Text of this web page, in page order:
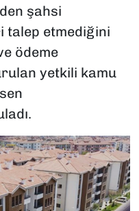
şahsi
etmediğini
ödeme
yetkili kamu